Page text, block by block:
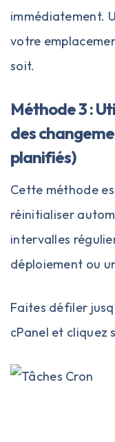
immédiatement.
votre
soit.
Méthode 3 :
des
planifiés)
Cette méthode
réinitialiser
intervalles
déploiement ou
Faites défiler
cPanel et cliquez